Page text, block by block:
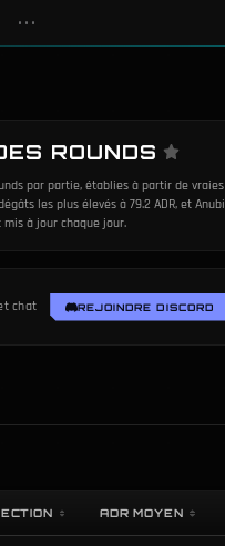
•••
ROUNDS
par partie, établies à partir de vraies
les plus élevés à 79.2 ADR, et
à jour chaque jour.
chat REJOINDRE DISCORD
ADR MOYEN